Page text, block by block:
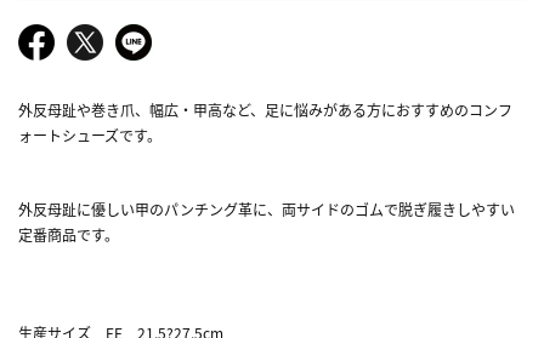
外反母趾や巻き爪、幅広・甲高など、足に悩みがある方におすすめのコンフ
ォートシューズです。
外反母趾に優しい甲のパンチング革に、両サイドのゴムで脱ぎ履きしやすい
定番商品です。
生産サイズ EE 21.5?27.5cm